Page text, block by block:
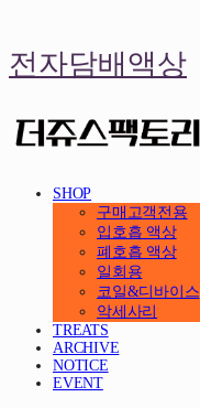
전자담배액상
SHOP
구매고객전용
입호흡 액상
폐호흡 액상
일회용
코일&디바이스
악세사리
TREATS
ARCHIVE
NOTICE
EVENT